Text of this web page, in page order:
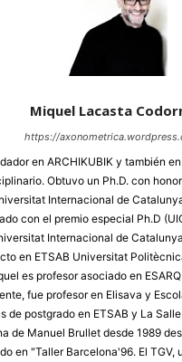
Miquel Lacasta
https://
en ARCHIKUBIK y también
Obtuvo un Ph.D. con
Internacional de
con el premio especial Ph.D
Internacional de
en ETSAB Universitat
es profesor asociado en
fue profesor en Elisava y
de postgrado en ETSAB y La
de Manuel Brullet desde 1989
en "Taller Barcelona'96. El TGV,